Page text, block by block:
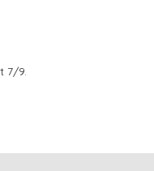
7/9.